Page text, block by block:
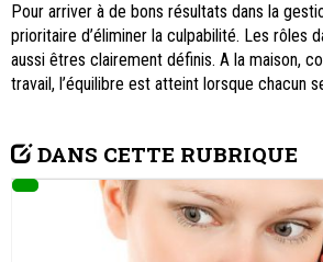
Pour arriver à de bons résultats dans la
prioritaire d’éliminer la culpabilité. Les rôles
aussi êtres clairement définis. A la maison,
travail, l’équilibre est atteint lorsque chacun
DANS CETTE RUBRIQUE